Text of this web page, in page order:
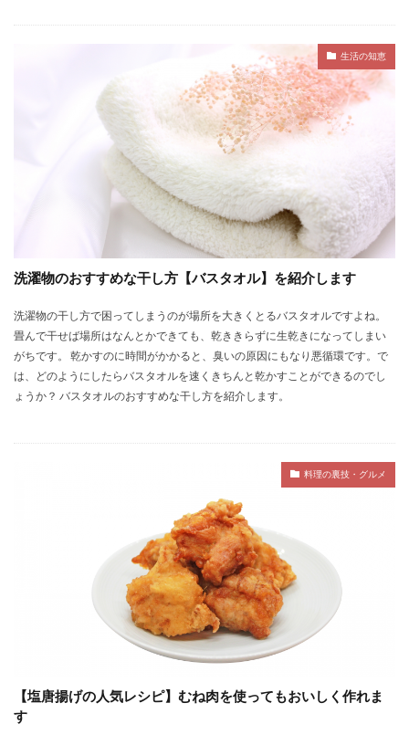
生活の知恵
洗濯物のおすすめな干し方【バスタオル】を紹介します
洗濯物の干し方で困ってしまうのが場所を大きくとるバスタオルですよね。
畳んで干せば場所はなんとかできても、乾ききらずに生乾きになってしまい
がちです。 乾かすのに時間がかかると、臭いの原因にもなり悪循環です。で
は、どのようにしたらバスタオルを速くきちんと乾かすことができるのでし
ょうか？ バスタオルのおすすめな干し方を紹介します。
料理の裏技・グルメ
【塩唐揚げの人気レシピ】むね肉を使ってもおいしく作れま
す